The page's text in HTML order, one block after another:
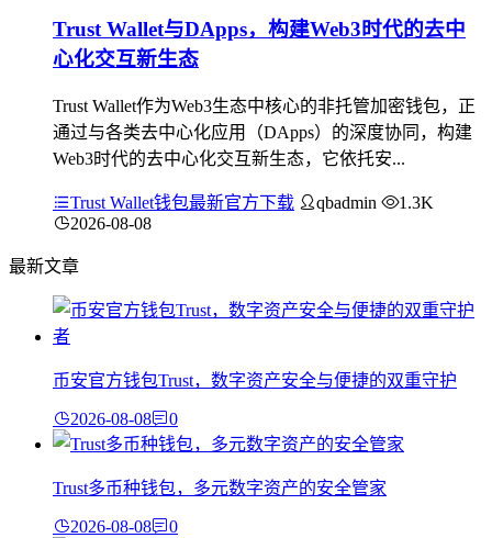
Trust Wallet与DApps，构建Web3时代的去中
心化交互新生态
Trust Wallet作为Web3生态中核心的非托管加密钱包，正
通过与各类去中心化应用（DApps）的深度协同，构建
Web3时代的去中心化交互新生态，它依托安...
Trust Wallet钱包最新官方下载 qbadmin
1.3K
2026-08-08
最新文章
币安官方钱包Trust，数字资产安全与便捷的双重守护
2026-08-08 0
Trust多币种钱包，多元数字资产的安全管家
2026-08-08 0